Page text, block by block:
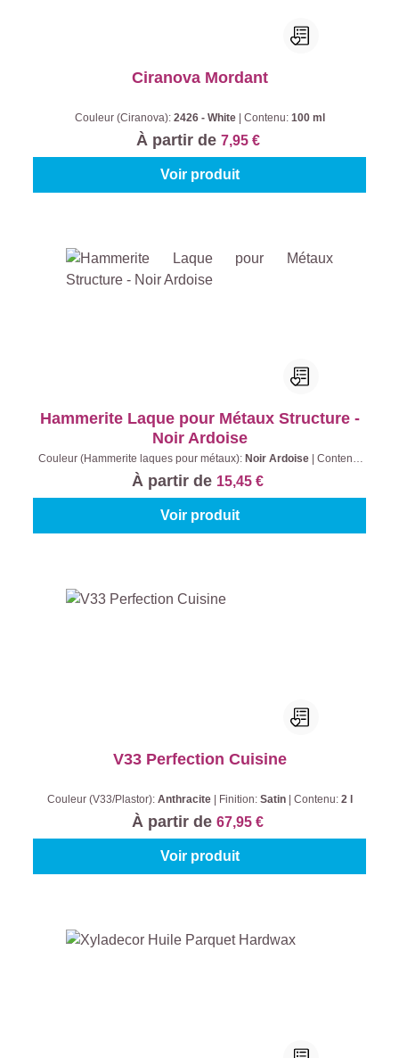
Ciranova Mordant
Couleur (Ciranova): 2426 - White Contenu: 100 ml
À partir de 7,95 €
Voir produit
Hammerite Laque pour Métaux Structure -
Noir Ardoise
Couleur (Hammerite laques pour métaux): Noir Ardoise
Contenu:
À partir de 15,45 €
Voir produit
V33 Perfection Cuisine
Couleur (V33/Plastor): Anthracite Finition: Satin Contenu: 2 l
À partir de 67,95 €
Voir produit